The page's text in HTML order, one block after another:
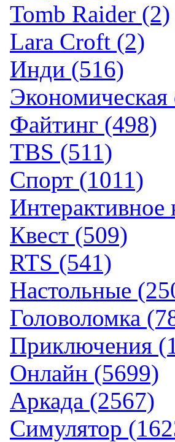
Tomb Raider (2)
Lara Croft (2)
Инди (516)
Экономическая
Файтинг (498)
TBS (511)
Спорт (1011)
Интерактивное
Квест (509)
RTS (541)
Настольные
Головоломка
Приключения
Онлайн (5699)
Аркада (2567)
Симулятор